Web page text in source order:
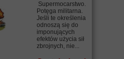
Supermocarstwo.
Potęga militarna.
Jeśli te określenia
odnoszą się do
imponujących
efektów użycia sił
zbrojnych, nie...